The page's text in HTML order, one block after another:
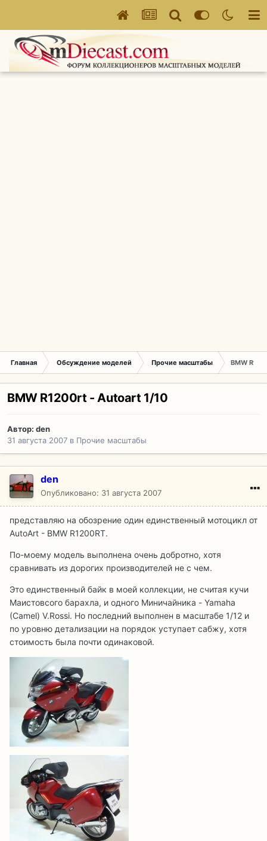
Главная Обсуждение моделей Прочие масштабы BMW
BMW R1200rt - Autoart 1/10
Автор: den
31 августа 2007 в Прочие масштабы
den
Опубликовано: 31 августа 2007
представляю на обозрение один единственный мотоцикл от
AutoArt - BMW R1200RT.
По-моему модель выполнена очень добротно, хотя
сравнивать из дорогих производителей не с чем.
Это единственный байк в моей коллекции, не считая кучи
Маистовсого барахла, и одного Миничайника - Yamaha
(Camel) V.Rossi. Но последний выполнен в масштабе 1/12 и
по уровню детализации на порядок уступает сабжу, хотя
стоимость была почти одинаковой.